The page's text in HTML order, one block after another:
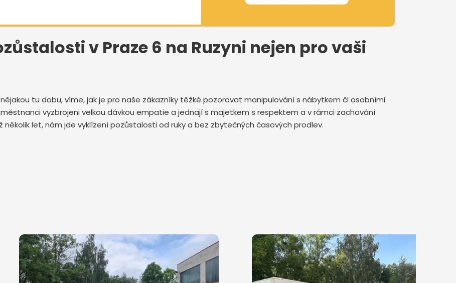
v Praze 6 na Ruzyni nejen pro vaši
tu dobu, víme, jak je pro naše zákazníky těžké pozorovat manipulování s nábytkem či osobními
vyzbrojeni velkou dávkou empatie a jednají s majetkem s respektem a v rámci zachování
několik let, nám jde vyklízení pozůstalosti od ruky a bez zbytečných časových prodlev.